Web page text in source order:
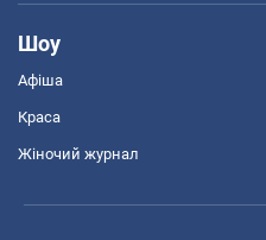
Шоу
Афіша
Краса
Жіночий журнал